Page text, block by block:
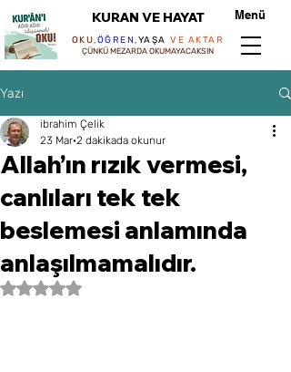
KURAN VE HAYAT
OKU,ÖĞREN,YAŞA VE AKTAR
ÇÜNKÜ MEZARDA OKUMAYACAKSIN
Menü
Yazı
Allah’ın rızık vermesi,
canlıları tek tek
beslemesi anlamında
anlaşılmamalıdır.
ibrahim Çelik
23 Mar 2 dakikada okunur
5 üzerinden NaN yıldız